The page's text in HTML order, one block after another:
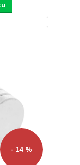
- 14 %